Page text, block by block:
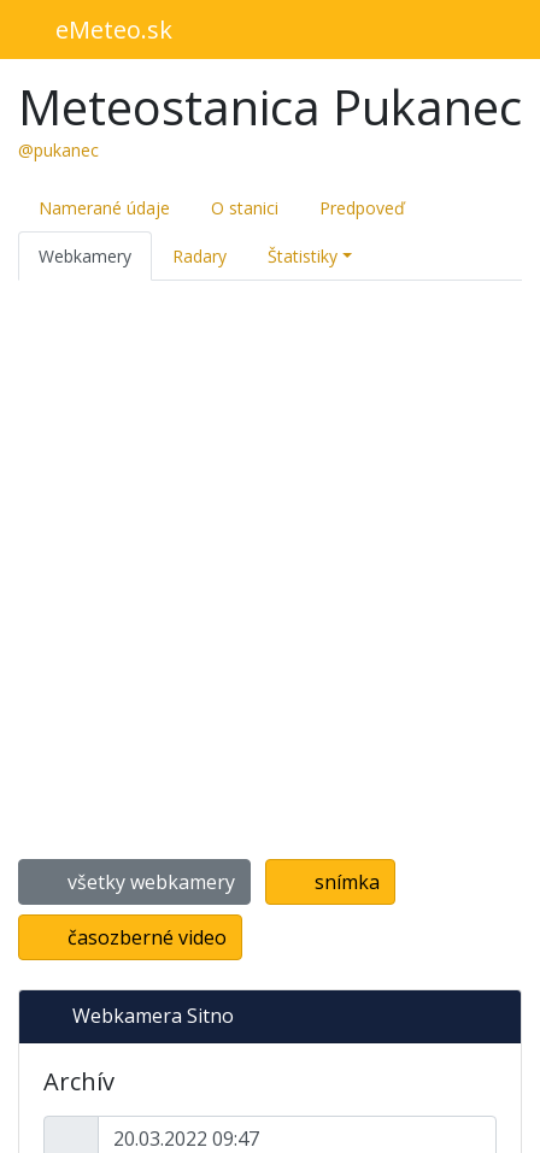
eMeteo.sk
Meteostanica Pukanec
@pukanec
Namerané údaje O stanici Predpoveď
Webkamery Radary Štatistiky
všetky webkamery snímka
časozberné video
Webkamera Sitno
Archív